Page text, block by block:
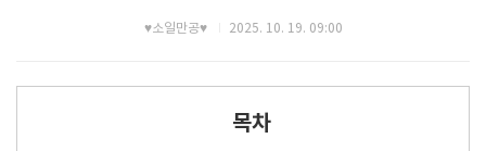
♥소일만공♥ 2025. 10. 19. 09:00
목차